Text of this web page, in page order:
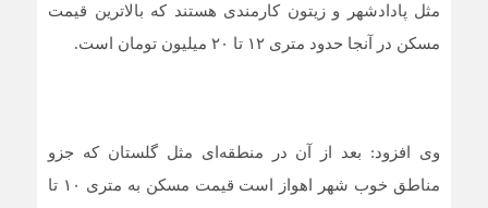
مثل پادادشهر و زیتون کارمندی هستند که بالاترین قیمت
مسکن در آنجا حدود متری ۱۲ تا ۲۰ میلیون تومان است.
وی افزود: بعد از آن در منطقه‌ای مثل گلستان که جزو
مناطق خوب شهر اهواز است قیمت مسکن به متری ۱۰ تا